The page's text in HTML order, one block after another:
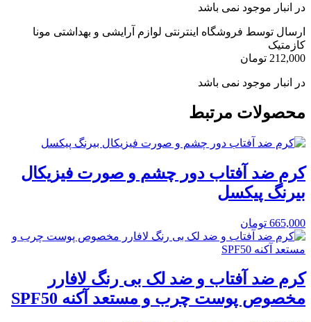
در انبار موجود نمی باشد
ارسال توسط فروشگاه اینترنتی لوازم آرایشی و بهداشتی مونا
کازمتیک
212,000 تومان
در انبار موجود نمی باشد
محصولات مرتبط
کرم ضد آفتاب دور چشم و صورت فیزیکال
بیرنگ پیکسل
665,000 تومان
کرم ضد آفتاب و ضد لک بی رنگ لافارر
مخصوص پوست چرب و مستعد آکنه SPF50